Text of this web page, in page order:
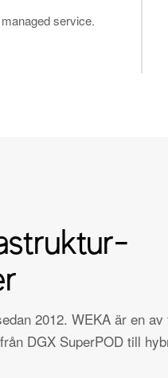
service.
2012. WEKA är en av
DGX SuperPOD till